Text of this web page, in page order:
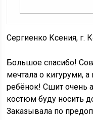
Сергиенко Ксения, г.
Большое спасибо!
мечтала о кигуруми,
ребёнок! Сшит очень
костюм буду носить
Заказывала по